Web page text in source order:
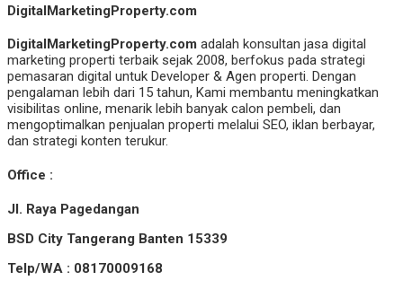
DigitalMarketingProperty.com
DigitalMarketingProperty.com adalah konsultan jasa digital
marketing properti terbaik sejak 2008, berfokus pada strategi
pemasaran digital untuk Developer & Agen properti. Dengan
pengalaman lebih dari 15 tahun, Kami membantu meningkatkan
visibilitas online, menarik lebih banyak calon pembeli, dan
mengoptimalkan penjualan properti melalui SEO, iklan berbayar,
dan strategi konten terukur.
Office :
Jl. Raya Pagedangan
BSD City Tangerang Banten 15339
Telp/WA : 08170009168